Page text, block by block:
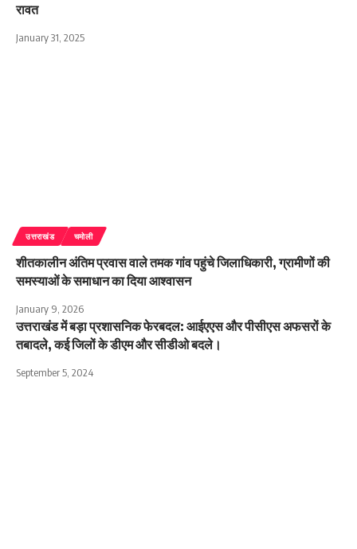
रावत
January 31, 2025
उत्तराखंड चमोली
शीतकालीन अंतिम प्रवास वाले तमक गांव पहुंचे जिलाधिकारी, ग्रामीणों की
समस्याओं के समाधान का दिया आश्वासन
January 9, 2026
उत्तराखंड में बड़ा प्रशासनिक फेरबदल: आईएएस और पीसीएस अफसरों के
तबादले, कई जिलों के डीएम और सीडीओ बदले।
September 5, 2024